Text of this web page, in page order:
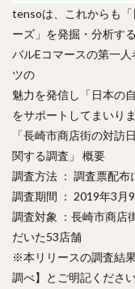
tensoは、これからも
ーズ」を発掘・分析す
バルEコマースの第一
ツの
魅力を発信し「日本の
をサポートしてまいりま
「長崎市商店街の対訪
関する調査」 概要
調査方法 ： 調査票配
調査期間 ： 2019年3月
調査対象 ：長崎市商店
だいた53店舗
※本リリースの調査結
調べ】とご明記ください